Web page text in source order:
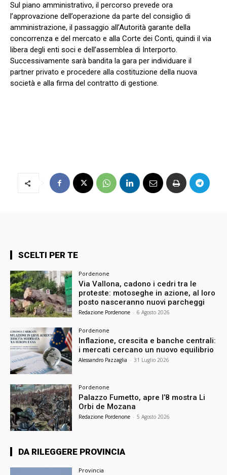
Sul piano amministrativo, il percorso prevede ora
l’approvazione dell’operazione da parte del consiglio di
amministrazione, il passaggio all’Autorità garante della
concorrenza e del mercato e alla Corte dei Conti, quindi il via
libera degli enti soci e dell’assemblea di Interporto.
Successivamente sarà bandita la gara per individuare il
partner privato e procedere alla costituzione della nuova
società e alla firma del contratto di gestione.
SCELTI PER TE
Pordenone
Via Vallona, cadono i cedri tra le
proteste: motoseghe in azione, al loro
posto nasceranno nuovi parcheggi
Redazione Pordenone - 6 Agosto 2026
Pordenone
Inflazione, crescita e banche centrali:
i mercati cercano un nuovo equilibrio
Alessandro Pazzaglia - 31 Luglio 2026
Pordenone
Palazzo Fumetto, apre l’8 mostra Li
Orbi de Mozana
Redazione Pordenone - 5 Agosto 2026
DA RILEGGERE PROVINCIA
Provincia